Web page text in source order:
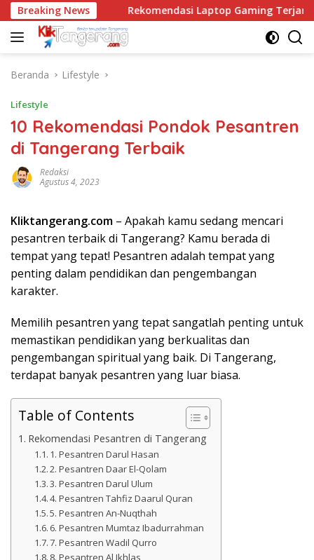
Langsung
ke
konten
Breaking NewsRekomendasi Laptop Gaming Terjangkau di
Beranda Lifestyle
Lifestyle
10 Rekomendasi Pondok Pesantren
di Tangerang Terbaik
Redaksi
Agustus 4, 2023
Kliktangerang.com – Apakah kamu sedang mencari
pesantren terbaik di Tangerang? Kamu berada di
tempat yang tepat! Pesantren adalah tempat yang
penting dalam pendidikan dan pengembangan
karakter.
Memilih pesantren yang tepat sangatlah penting untuk
memastikan pendidikan yang berkualitas dan
pengembangan spiritual yang baik. Di Tangerang,
terdapat banyak pesantren yang luar biasa.
Table of Contents
Rekomendasi Pesantren di Tangerang
1. Pesantren Darul Hasan
2. Pesantren Daar El-Qolam
3. Pesantren Darul Ulum
4. Pesantren Tahfiz Daarul Quran
5. Pesantren An-Nuqthah
6. Pesantren Mumtaz Ibadurrahman
7. Pesantren Wadil Qurro
8. Pesantren Al Ikhlas